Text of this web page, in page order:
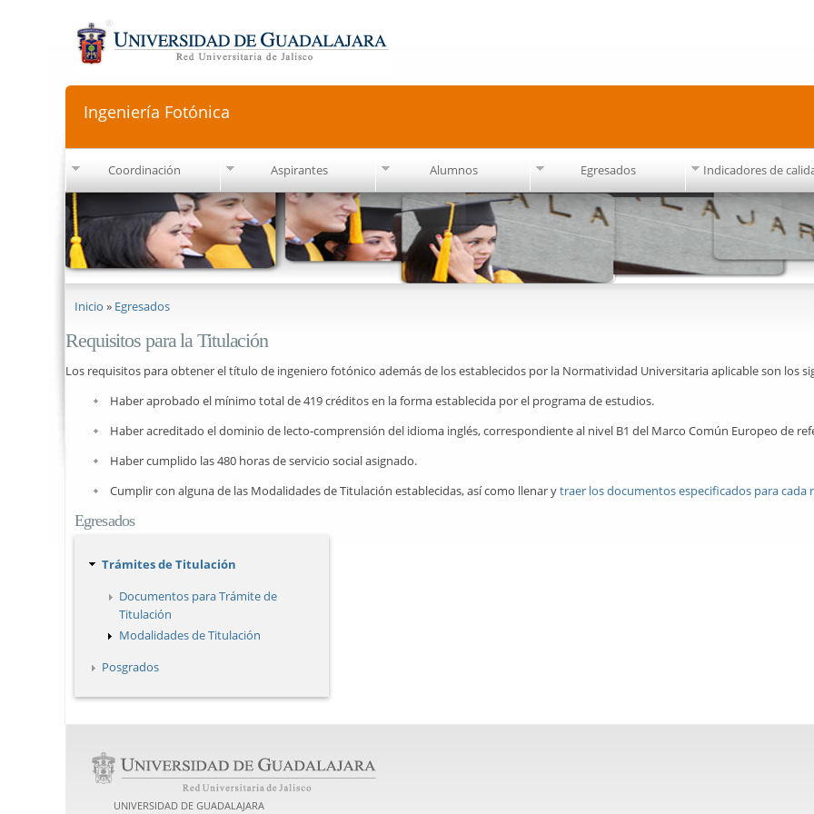
Ingeniería Fotónica
Coordinación Aspirantes Alumnos Egresados Indicadores de
Inicio » Egresados
Requisitos para la Titulación
Los requisitos para obtener el título de ingeniero fotónico además de los establecidos por la Normatividad Universitaria aplicable son los
Haber aprobado el mínimo total de 419 créditos en la forma establecida por el programa de estudios.
Haber acreditado el dominio de lecto-comprensión del idioma inglés, correspondiente al nivel B1 del Marco Común Europeo de
Haber cumplido las 480 horas de servicio social asignado.
Cumplir con alguna de las Modalidades de Titulación establecidas, así como llenar ytraer los documentos especificados para cada
Egresados
Trámites de Titulación
Documentos para Trámite de
Titulación
Modalidades de Titulación
Posgrados
UNIVERSIDAD DE GUADALAJARA